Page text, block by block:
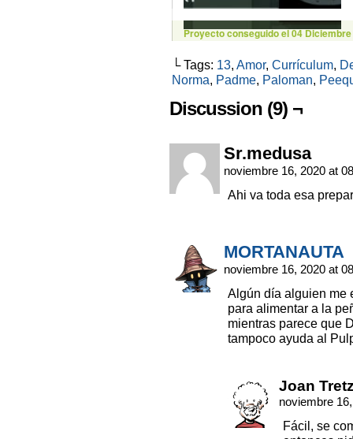
└ Tags: 13, Amor, Currículum,
Norma, Padme, Paloman,
Discussion (9) ¬
Sr.medusa
noviembre 16, 2020 at
Ahi va toda esa
MORTANAUTA
noviembre 16, 2020 at
Algún día alguien me
para alimentar a la
mientras parece que
tampoco ayuda al
Joan
noviembre
Fácil, se